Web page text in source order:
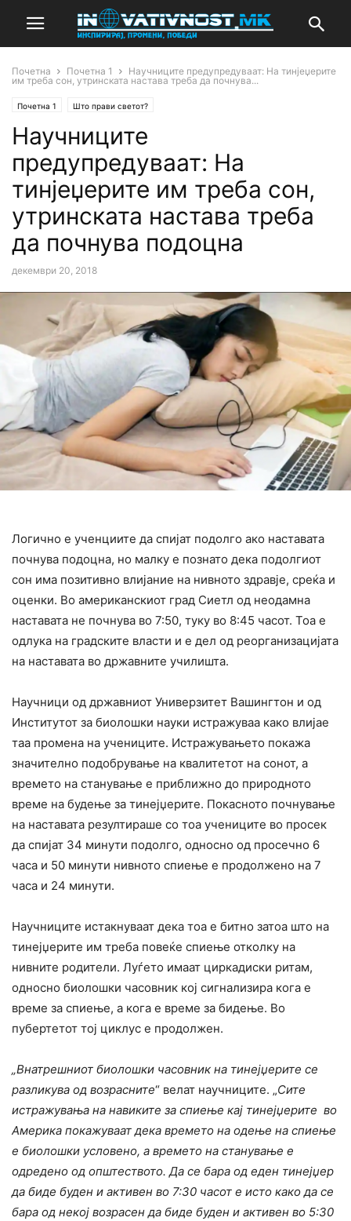
Почетна Почетна 1
Научниците предупредуваат: На тинјеџерите
им треба сон, утринската настава треба да почнува...
Почетна 1 Што прави светот?
Научниците
предупредуваат: На
тинјеџерите им треба сон,
утринската настава треба
да почнува подоцна
декември 20, 2018
Логично е ученциите да спијат подолго ако наставата
почнува подоцна, но малку е познато дека подолгиот
сон има позитивно влијание на нивното здравје, среќа и
оценки. Во американскиот град Сиетл од неодамна
наставата не почнува во 7:50, туку во 8:45 часот. Тоа е
одлука на градските власти и е дел од реорганизацијата
на наставата во државните училишта.
Научници од државниот Универзитет Вашингтон и од
Институтот за биолошки науки истражуваа како влијае
таа промена на учениците. Истражувањето покажа
значително подобрување на квалитетот на сонот, а
времето на станување е приближно до природното
време на будење за тинејџерите. Покасното почнување
на наставата резултираше со тоа учениците во просек
да спијат 34 минути подолго, односно од просечно 6
часа и 50 минути нивното спиење е продолжено на 7
часа и 24 минути.
Научниците истакнуваат дека тоа е битно затоа што на
тинејџерите им треба повеќе спиење отколку на
нивните родители. Луѓето имаат циркадиски ритам,
односно биолошки часовник кој сигнализира кога е
време за спиење, а кога е време за бидење. Во
пубертетот тој циклус е продолжен.
„Внатрешниот биолошки часовник на тинејџерите се
разликува од возрасните“ велат научниците. „Сите
истражувања на навиките за спиење кај тинејџерите во
Америка покажуваат дека времето на одење на спиење
е биолошки условено, а времето на станување е
одредено од општеството. Да се бара од еден тинејџер
да биде буден и активен во 7:30 часот е исто како да се
бара од некој возрасен да биде буден и активен во 5:30